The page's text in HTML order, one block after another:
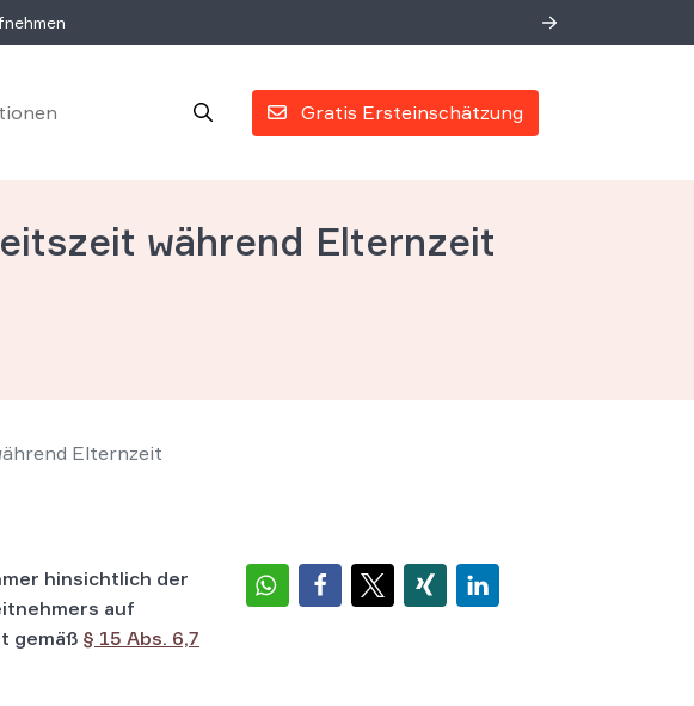
Gratis Ersteinschätzung
während Elternzeit
Elternzeit
hinsichtlich der
auf
gemäß § 15 Abs. 6,7